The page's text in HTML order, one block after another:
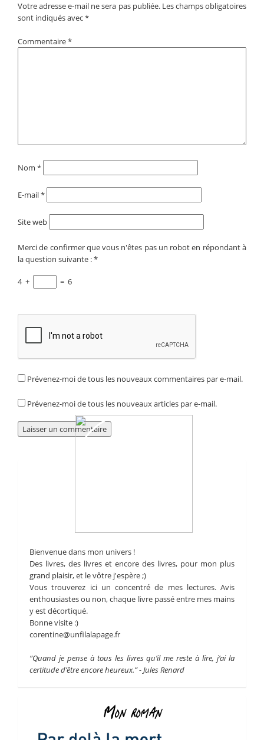
Votre adresse e-mail ne sera pas publiée. Les champs obligatoires
sont indiqués avec*
Commentaire*
Nom *
E-mail*
Site web
Merci de confirmer que vous n'êtes pas un robot en répondant à
la question suivante :*
4 + = 6
Prévenez-moi de tous les nouveaux commentaires par e-mail.
Prévenez-moi de tous les nouveaux articles par e-mail.
Bienvenue dans mon univers !
Des livres, des livres et encore des livres, pour mon plus
grand plaisir, et le vôtre j'espère ;)
Vous trouverez ici un concentré de mes lectures. Avis
enthousiastes ou non, chaque livre passé entre mes mains
y est décortiqué.
Bonne visite :)
corentine@unfilalapage.fr
“Quand je pense à tous les livres qu’il me reste à lire, j’ai la
certitude d’être encore heureux.” - Jules Renard
Mon roman